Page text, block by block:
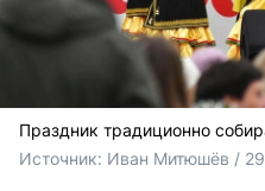
Праздник традиционно
Источник: Иван Митюшёв /